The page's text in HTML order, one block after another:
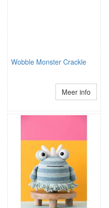
Wobble Monster Crackle
Meer info